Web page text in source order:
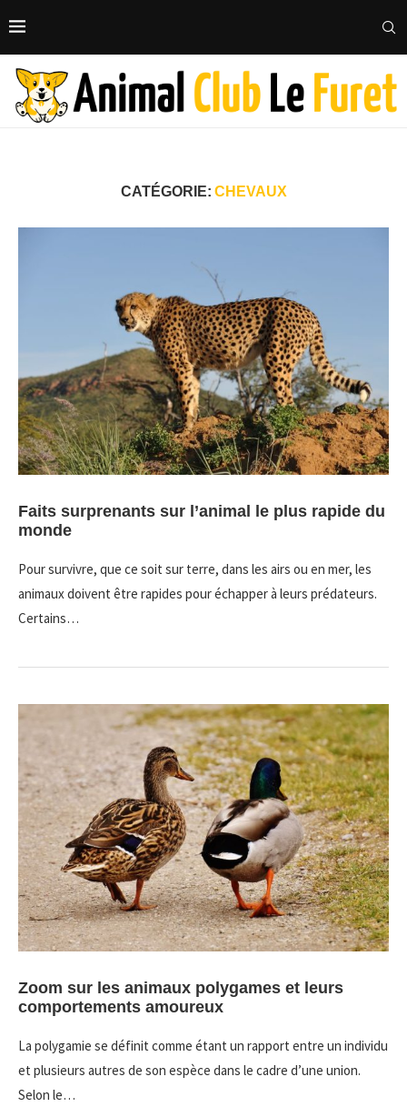
CATÉGORIE: CHEVAUX
Faits surprenants sur l’animal le plus rapide du
monde
Pour survivre, que ce soit sur terre, dans les airs ou en mer, les
animaux doivent être rapides pour échapper à leurs prédateurs.
Certains…
Zoom sur les animaux polygames et leurs
comportements amoureux
La polygamie se définit comme étant un rapport entre un individu
et plusieurs autres de son espèce dans le cadre d’une union.
Selon le…